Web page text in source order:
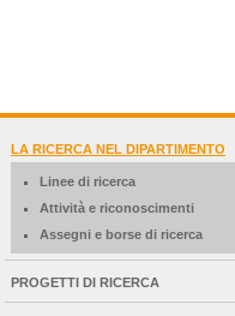
EXTENDED
LA RICERCA NEL DIPARTIMENTO
Linee di ricerca
Attività e riconoscimenti
Assegni e borse di ricerca
PROGETTI DI RICERCA